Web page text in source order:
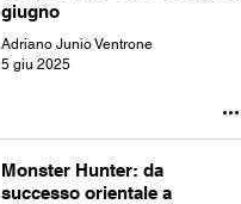
giugno
Adriano Junio Ventrone
5 giu 2025
Monster Hunter: da
successo orientale a